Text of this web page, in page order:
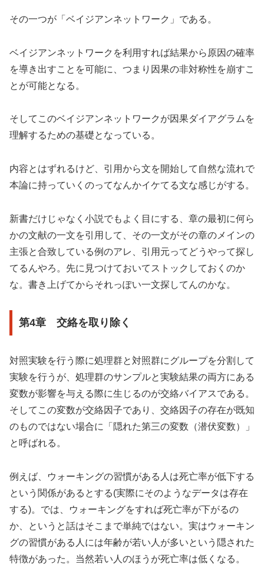
その一つが「ベイジアンネットワーク」である。
ベイジアンネットワークを利用すれば結果から原因の確率
を導き出すことを可能に、つまり因果の非対称性を崩すこ
とが可能となる。
そしてこのベイジアンネットワークが因果ダイアグラムを
理解するための基礎となっている。
内容とはずれるけど、引用から文を開始して自然な流れで
本論に持っていくのってなんかイケてる文な感じがする。
新書だけじゃなく小説でもよく目にする、章の最初に何ら
かの文献の一文を引用して、その一文がその章のメインの
主張と合致している例のアレ、引用元ってどうやって探し
てるんやろ。先に見つけておいてストックしておくのか
な。書き上げてからそれっぽい一文探してんのかな。
第4章 交絡を取り除く
対照実験を行う際に処理群と対照群にグループを分割して
実験を行うが、処理群のサンプルと実験結果の両方にある
変数が影響を与える際に生じるのが交絡バイアスである。
そしてこの変数が交絡因子であり、交絡因子の存在が既知
のものではない場合に「隠れた第三の変数（潜伏変数）」
と呼ばれる。
例えば、ウォーキングの習慣がある人は死亡率が低下する
という関係があるとする(実際にそのようなデータは存在
する)。では、ウォーキングをすれば死亡率が下がるの
か、というと話はそこまで単純ではない。実はウォーキン
グの習慣がある人には年齢が若い人が多いという隠された
特徴があった。当然若い人のほうが死亡率は低くなる。